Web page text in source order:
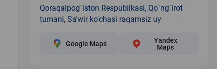
Qoraqalpog`iston Respublikasi, Qo`ng`irot
tumani, Sa'wir ko'chasi raqamsiz uy
Google Maps
Yandex
Maps